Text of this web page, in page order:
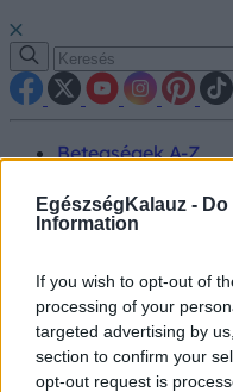
EgészségKalauz -
Information
If you wish to opt-out of
processing of your
targeted advertising by
section to confirm your
opt-out request is
Betegségek A-Z
Vizsgálat
Kezelés
Kutatás
Prevenció
Hírek
Videók
Kisállatok